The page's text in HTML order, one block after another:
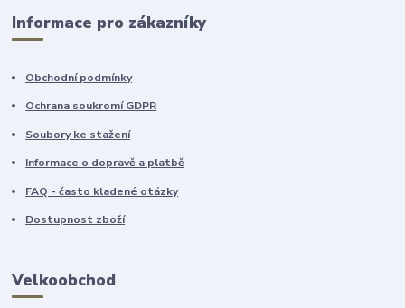
Informace pro zákazníky
Obchodní podmínky
Ochrana soukromí GDPR
Soubory ke stažení
Informace o dopravě a platbě
FAQ - často kladené otázky
Dostupnost zboží
Velkoobchod